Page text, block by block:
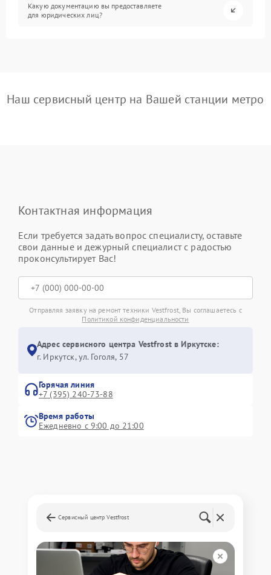
Какую документацию вы предоставляете
для юридических лиц?
Наш сервисный центр на Вашей станции метро
Контактная информация
Если требуется задать вопрос специалисту, оставьте
свои данные и дежурный специалист с радостью
проконсультирует Вас!
Отправляя заявку на ремонт техники Vestfrost, Вы соглашаетесь с
Политикой конфиденциальности
Адрес сервисного центра Vestfrost в Иркутске:
г. Иркутск, ул. ​Гоголя, 57
Горячая линия
+7 (395) 240-73-88
Время работы
Ежедневно с 9:00 до 21:00
Сервисный центр Vestfrost